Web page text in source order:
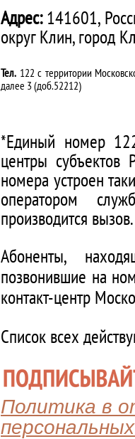
Адрес:141601,
округ Клин, город
Тел. 122 с территории
далее 3 (доб.52212)
*Единый номер
центры субъектов
номера устроен
оператором
производится вызов.
Абоненты,
позвонившие на
контакт-центр
Список всех
Политика в